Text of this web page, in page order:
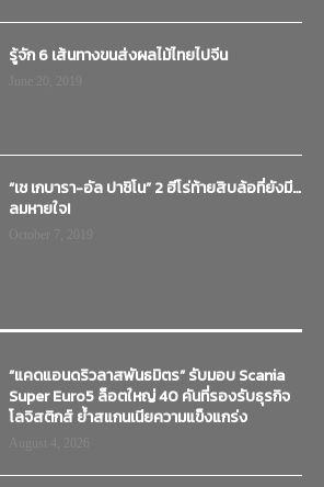
รู้จัก 6 เส้นทางขนส่งผลไม้ไทยไปจีน
“เช เกบารา-อัล ปาชิโน” 2 ฮีโร่ท้ายสิบล้อที่ยังมี…
ลมหายใจ!
“แคดแอนดริวลาสพันธมิตร” รับมอบ Scania
Super Euro5 ล็อตใหญ่ 40 คันที่รองรับธุรกิจ
โลจิสติกส์ ย้ำสแกนเนียความแข็งแกร่ง